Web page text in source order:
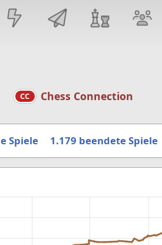
CC Chess Connection
Spiele 1.179 beendete Spiele